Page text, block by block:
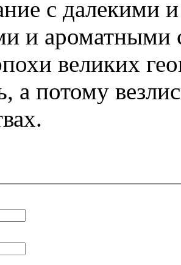
с далекими
и
великих
а потому